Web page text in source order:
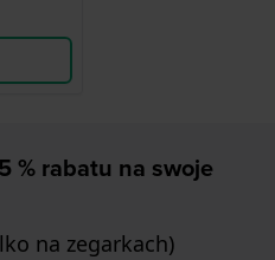
% rabatu na swoje
na zegarkach)